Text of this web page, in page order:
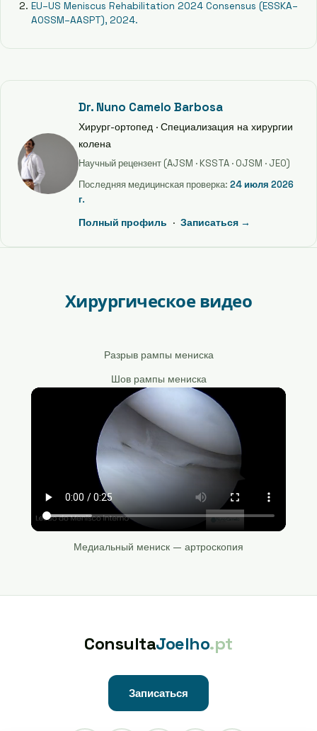
EU–US Meniscus Rehabilitation 2024 Consensus (ESSKA–
AOSSM–AASPT), 2024.
Dr. Nuno Camelo Barbosa
Хирург-ортопед · Специализация на хирургии
колена
Научный рецензент (AJSM · KSSTA · OJSM · JEO)
Последняя медицинская проверка: 24 июля 2026
г.
Полный профиль · Записаться →
Хирургическое видео
Разрыв рампы мениска
Шов рампы мениска
Медиальный мениск — артроскопия
ConsultaJoelho.pt
Записаться